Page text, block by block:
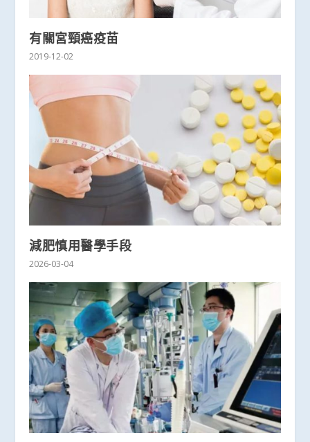
有關宮頸癌疫苗
2019-12-02
減肥慎用醫學手段
2026-03-04